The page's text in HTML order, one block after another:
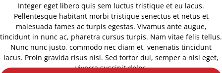
Integer eget libero quis sem luctus tristique et eu lacus.
Pellentesque habitant morbi tristique senectus et netus et
malesuada fames ac turpis egestas. Vivamus ante augue,
tincidunt in nunc ac, pharetra cursus turpis. Nam vitae felis tellus.
Nunc nunc justo, commodo nec diam et, venenatis tincidunt
lacus. Proin gravida risus nisi. Sed tortor dui, semper a nisi eget,
viverra suscipit dolor.